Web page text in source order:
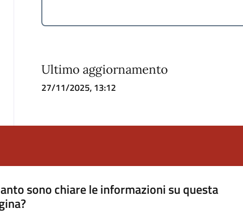
Ultimo aggiornamento
27/11/2025, 13:12
sono chiare le informazioni su questa